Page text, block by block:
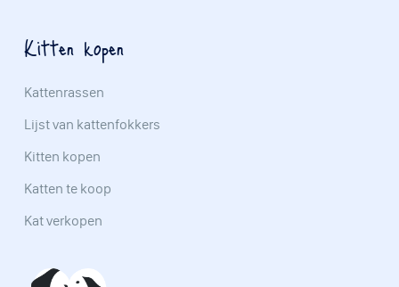
Kitten kopen
Kattenrassen
Lijst van kattenfokkers
Kitten kopen
Katten te koop
Kat verkopen